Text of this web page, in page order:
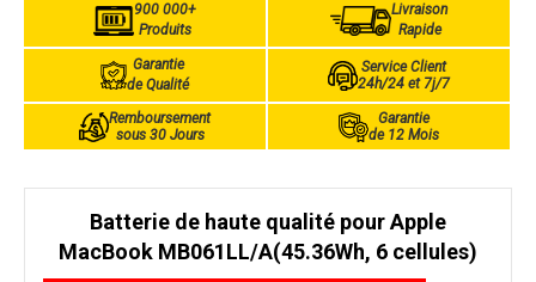
900 000+
Produits
Livraison
Rapide
Garantie
de Qualité
Service Client
24h/24 et 7j/7
Remboursement
sous 30 Jours
Garantie
de 12 Mois
Batterie de haute qualité pour Apple
MacBook MB061LL/A(45.36Wh, 6 cellules)